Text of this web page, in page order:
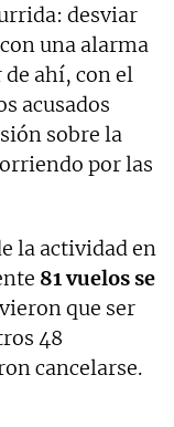
desviar
con una alarma
de ahí, con el
acusados
sobre la
por las
la actividad en
81 vuelos se
que ser
48
cancelarse.